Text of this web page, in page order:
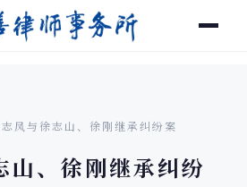
凤与徐志山、徐刚继承纠纷案
山、徐刚继承纠纷